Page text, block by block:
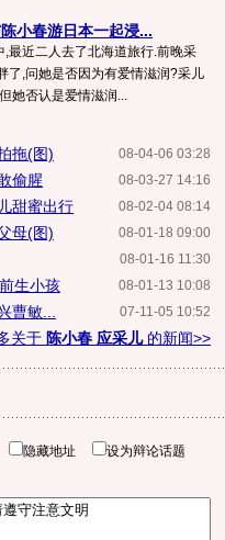
小春游日本一起浸...
最近二人去了北海道旅行.前晚采
了,问她是否因为有爱情滋润?采儿
她否认是爱情滋润...
08-04-06 03:28
拖(图)
08-03-27 14:16
偷腥
08-02-04 08:14
甜蜜出行
08-01-18 09:00
母(图)
08-01-16 11:30
08-01-13 10:08
生小孩
07-11-05 10:52
曹敏...
关于 陈小春 应采儿的新闻>>
隐藏地址 设为辩论话题